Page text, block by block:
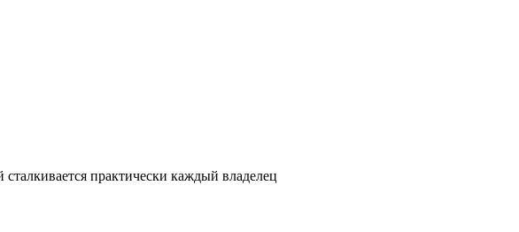
практически каждый владелец